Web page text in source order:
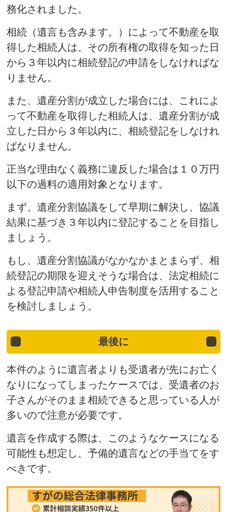
務化されました。
相続（遺言も含みます。）によって不動産を取
得した相続人は、その所有権の取得を知った日
から３年以内に相続登記の申請をしなければな
りません。
また、遺産分割が成立した場合には、これによ
って不動産を取得した相続人は、遺産分割が成
立した日から３年以内に、相続登記をしなけれ
ばなりません。
正当な理由なく義務に違反した場合は１０万円
以下の過料の適用対象となります。
まず、遺産分割協議をして早期に解決し、協議
結果に基づき３年以内に登記することを目指し
ましょう。
もし、遺産分割協議がなかなかまとまらず、相
続登記の期限を迎えそうな場合は、法定相続に
よる登記申請や相続人申告制度を活用すること
を検討しましょう。
最後に
本件のように遺言者よりも受遺者が先にお亡く
なりになってしまったケースでは、受遺者のお
子さんがそのまま相続できると思っている人が
多いので注意が必要です。
遺言を作成する際は、このようなケースになる
可能性も想定し、予備的遺言などの手当てをす
べきです。